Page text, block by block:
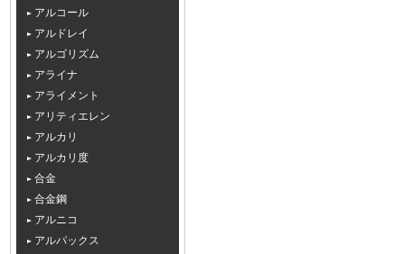
アルコール
アルドレイ
アルゴリズム
アライナ
アライメント
アリティエレン
アルカリ
アルカリ度
合金
合金鋼
アルニコ
アルパックス